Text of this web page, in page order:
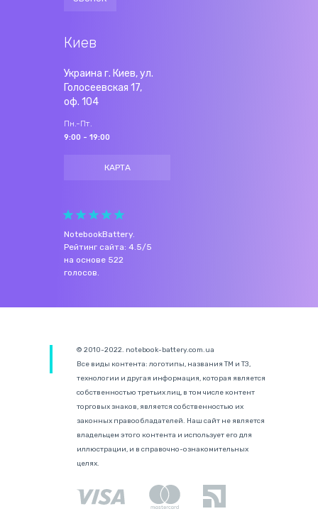
Киев
Украина г. Киев, ул.
Голосеевская 17,
оф. 104
Пн.-Пт.
9:00 - 19:00
КАРТА
NotebookBattery.
Рейтинг сайта: 4.5/5
на основе 522
голосов.
© 2010-2022. notebook-battery.com.ua
Все виды контента: логотипы, названия ТМ и ТЗ,
технологии и другая информация, которая является
собственностью третьих лиц, в том числе контент
торговых знаков, является собственностью их
законных правообладателей. Наш сайт не является
владельцем этого контента и использует его для
иллюстрации, и в справочно-ознакомительных
целях.